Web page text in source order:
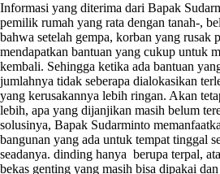
Informasi yang diterima dari Bapak
pemilik rumah yang rata dengan tanah-,
bahwa setelah gempa, korban yang rusak
mendapatkan bantuan yang cukup untuk
kembali. Sehingga ketika ada bantuan
jumlahnya tidak seberapa dialokasikan
yang kerusakannya lebih ringan. Akan
lebih, apa yang dijanjikan masih belum
solusinya, Bapak Sudarminto
bangunan yang ada untuk tempat tinggal
seadanya. dinding hanya berupa terpal,
bekas genting yang masih bisa dipakai